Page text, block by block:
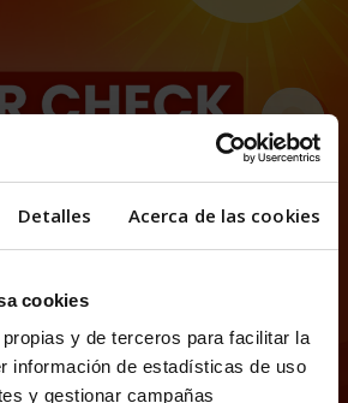
Detalles Acerca de las cookies
cookies
y de terceros para facilitar la
información de estadísticas de uso
y gestionar campañas